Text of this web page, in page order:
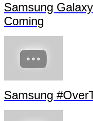
Samsung
Coming
Samsung